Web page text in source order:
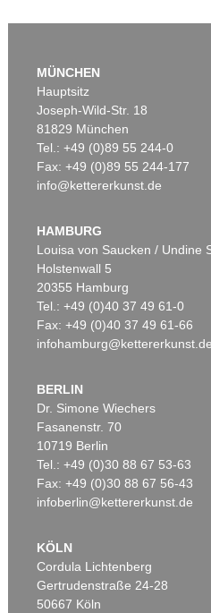
Auktion 328 - Lot 283
Ergebnis:€ 2.640
Auktion
CHRISTOPH WEIGEL
Historiae celebriores veteris testamenti. 1712. 2. Ausg.
Ergebnis:€ 989
MÜNCHEN
Hauptsitz
Joseph-Wild-Str. 18
81829 München
Tel.: +49 (0)89 55 244-0
Fax: +49 (0)89 55 244-177
info@kettererkunst.de
HAMBURG
Louisa von Saucken / Undine
Holstenwall 5
20355 Hamburg
Tel.: +49 (0)40 37 49 61-0
Fax: +49 (0)40 37 49 61-66
infohamburg@kettererkunst.de
BERLIN
Dr. Simone Wiechers
Fasanenstr. 70
10719 Berlin
Tel.: +49 (0)30 88 67 53-63
Fax: +49 (0)30 88 67 56-43
infoberlin@kettererkunst.de
KÖLN
Cordula Lichtenberg
Gertrudenstraße 24-28
50667 Köln